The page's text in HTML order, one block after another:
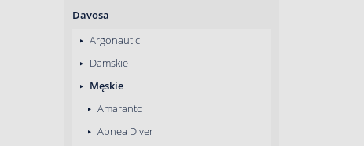
Davosa
Argonautic
Damskie
Męskie
Amaranto
Apnea Diver